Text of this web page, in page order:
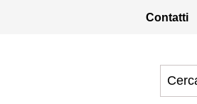
Contatti